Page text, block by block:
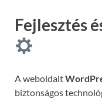
Fejlesztés
A weboldalt
biztonságos